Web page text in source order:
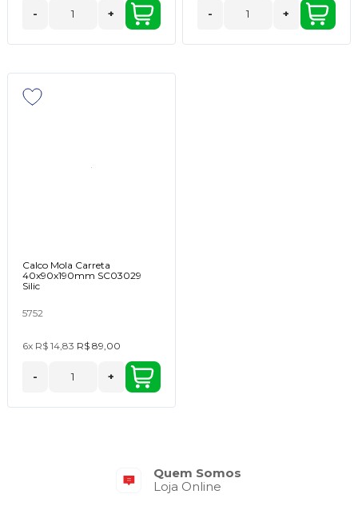
- + - +
Calco Mola Carreta
40x90x190mm SC03029
Silic
5752
6x R$ 14,83 R$ 89,00
- +
Quem Somos
Loja Online